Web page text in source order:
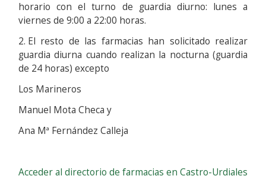
horario con el turno de guardia diurno: lunes a
viernes de 9:00 a 22:00 horas.
2. El resto de las farmacias han solicitado realizar
guardia diurna cuando realizan la nocturna (guardia
de 24 horas) excepto
Los Marineros
Manuel Mota Checa y
Ana Mª Fernández Calleja
Acceder al directorio de farmacias en Castro-Urdiales